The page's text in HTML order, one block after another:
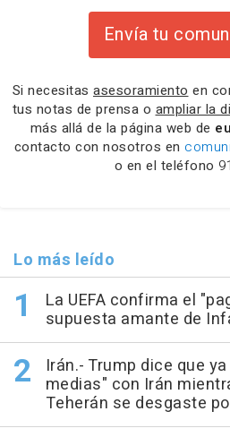
Envía tu
Si necesitas asesoramiento en
tus notas de prensa o ampliar la
más allá de la página web de
contacto con nosotros en
o en el teléfono
Lo más leído
La UEFA confirma el
supuesta amante de
Irán.- Trump dice que
medias" con Irán
Teherán se desgaste